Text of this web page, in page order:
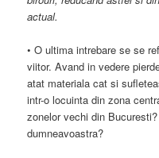
actual.
• O ultima intrebare se se
viitor. Avand in vedere
atat materiala cat si
intr-o locuinta din zona
zonelor vechi din
dumneavoastra?